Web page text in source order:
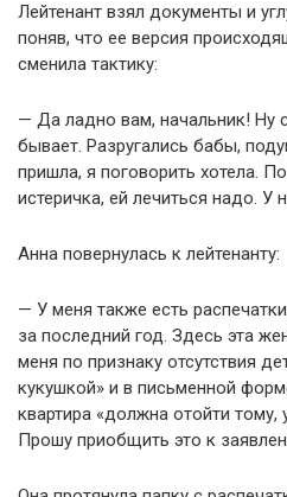
Лейтенант взял документы и
поняв, что ее версия
сменила тактику:
— Да ладно вам, начальник! Ну
бывает. Разругались бабы,
пришла, я поговорить хотела.
истеричка, ей лечиться надо. У
Анна повернулась к лейтенанту:
— У меня также есть
за последний год. Здесь эта
меня по признаку отсутствия
кукушкой» и в письменной
квартира «должна отойти тому,
Прошу приобщить это к